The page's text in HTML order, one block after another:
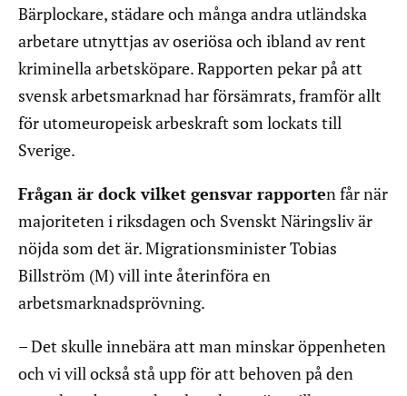
Bärplockare, städare och många andra utländska
arbetare utnyttjas av oseriösa och ibland av rent
kriminella arbetsköpare. Rapporten pekar på att
svensk arbetsmarknad har försämrats, framför allt
för utomeuropeisk arbeskraft som lockats till
Sverige.
Frågan är dock vilket gensvar rapporten får när
majoriteten i riksdagen och Svenskt Näringsliv är
nöjda som det är. Migrationsminister Tobias
Billström (M) vill inte återinföra en
arbetsmarknadsprövning.
– Det skulle innebära att man minskar öppenheten
och vi vill också stå upp för att behoven på den